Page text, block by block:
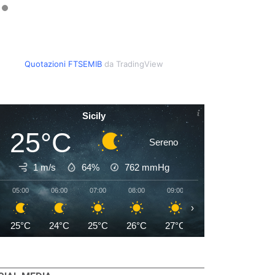
Quotazioni FTSEMIB da TradingView
Sicily
25°C Sereno
1 m/s 64% 762mmHg
05:00
25°C
06:00
24°C
07:00
25°C
08:00
26°C
09:00
27°C
›